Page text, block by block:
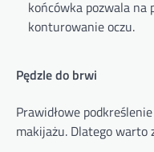
końcówka pozwala na
konturowanie oczu.
Pędzle do brwi
Prawidłowe
makijażu. Dlatego warto